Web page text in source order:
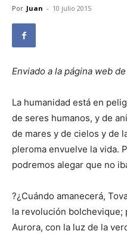
Por Juan - 10 julio 2015
Enviado a la página web
La humanidad está en
de seres humanos, y de
de mares y de cielos y de
pleroma envuelve la vida.
podremos alegar que no
?¿Cuándo amanecerá,
la revolución bolchevique;
Aurora, con la luz de la